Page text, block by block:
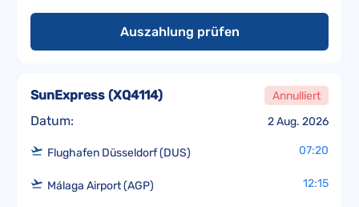
Auszahlung prüfen
Datum: 2 Aug. 2026
SunExpress (XQ4114) Annulliert
Flughafen Düsseldorf (DUS) 07:20
Málaga Airport (AGP) 12:15